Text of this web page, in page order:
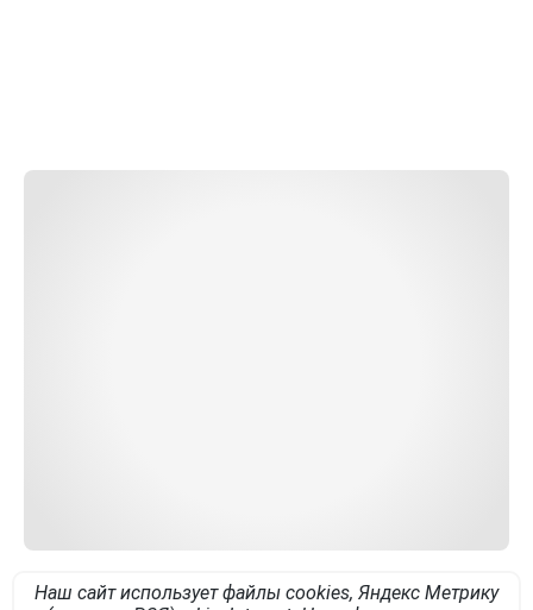
Наш сайт использует файлы cookies, Яндекс Метрику